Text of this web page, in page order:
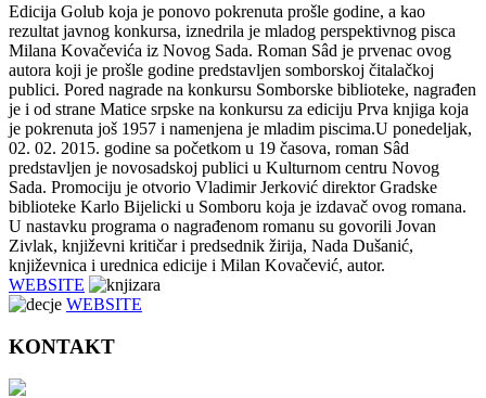
Edicija Golub koja je ponovo pokrenuta prošle godine, a kao
rezultat javnog konkursa, iznedrila je mladog perspektivnog pisca
Milana Kovačevića iz Novog Sada. Roman Sâd je prvenac ovog
autora koji je prošle godine predstavljen somborskoj čitalačkoj
publici. Pored nagrade na konkursu Somborske biblioteke, nagrađen
je i od strane Matice srpske na konkursu za ediciju Prva knjiga koja
je pokrenuta još 1957 i namenjena je mladim piscima.U ponedeljak,
02. 02. 2015. godine sa početkom u 19 časova, roman Sâd
predstavljen je novosadskoj publici u Kulturnom centru Novog
Sada. Promociju je otvorio Vladimir Jerković direktor Gradske
biblioteke Karlo Bijelicki u Somboru koja je izdavač ovog romana.
U nastavku programa o nagrađenom romanu su govorili Jovan
Zivlak, književni kritičar i predsednik žirija, Nada Dušanić,
književnica i urednica edicije i Milan Kovačević, autor.
WEBSITE
WEBSITE
KONTAKT